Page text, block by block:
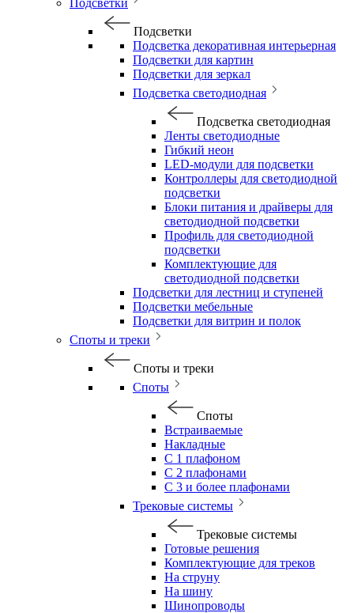
Подсветки
Подсветки
Подсветка декоративная интерьерная
Подсветки для картин
Подсветки для зеркал
Подсветка светодиодная
Подсветка светодиодная
Ленты светодиодные
Гибкий неон
LED-модули для подсветки
Контроллеры для светодиодной
подсветки
Блоки питания и драйверы для
светодиодной подсветки
Профиль для светодиодной
подсветки
Комплектующие для
светодиодной подсветки
Подсветки для лестниц и ступеней
Подсветки мебельные
Подсветки для витрин и полок
Споты и треки
Споты и треки
Споты
Споты
Встраиваемые
Накладные
С 1 плафоном
С 2 плафонами
С 3 и более плафонами
Трековые системы
Трековые системы
Готовые решения
Комплектующие для треков
На струну
На шину
Шинопроводы